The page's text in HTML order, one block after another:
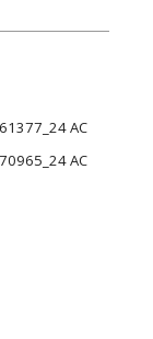
AC
AC